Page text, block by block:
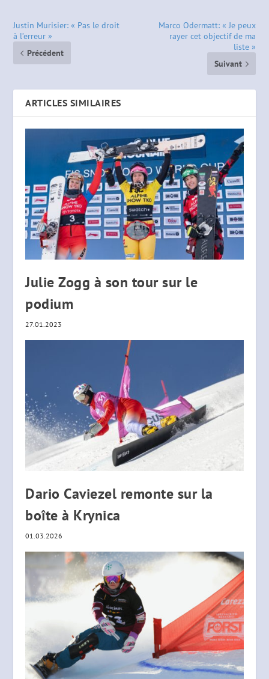
Justin Murisier: « Pas le droit
à l’erreur »
Précédent
Marco Odermatt: « Je peux
rayer cet objectif de ma
liste »
Suivant
ARTICLES SIMILAIRES
Julie Zogg à son tour sur le
podium
27.01.2023
Dario Caviezel remonte sur la
boîte à Krynica
01.03.2026